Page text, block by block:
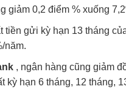
giảm 0,2 điểm % xuống
tiền gửi kỳ hạn 13 tháng
năm.
, ngân hàng cũng giảm
kỳ hạn 6 tháng, 12 tháng,